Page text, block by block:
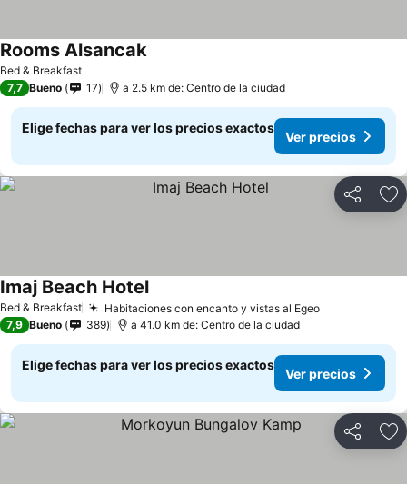
Bed & Breakfast
Rooms Alsancak
7,7 Bueno 17 a 2.5 km de: Centro de la ciudad
Elige fechas para ver los precios exactos
Ver precios
Compartir
Bed & Breakfast Habitaciones con encanto y vistas al Egeo
Imaj Beach Hotel
7,9 Bueno 389 a 41.0 km de: Centro de la ciudad
Elige fechas para ver los precios exactos
Ver precios
Compartir